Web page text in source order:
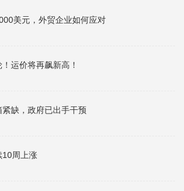
美元，外贸企业如何应对
运价将再飙新高！
缺，政府已出手干预
10周上涨